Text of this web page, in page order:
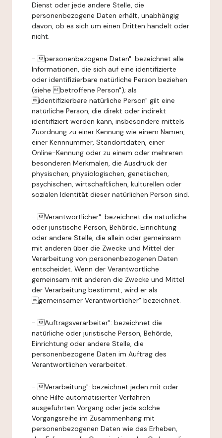
Dienst oder jede andere Stelle, die
personenbezogene Daten erhält, unabhängig
davon, ob es sich um einen Dritten handelt oder
nicht.
- personenbezogene Daten": bezeichnet alle
Informationen, die sich auf eine identifizierte
oder identifizierbare natürliche Person beziehen
(siehe betroffene Person"); als
identifizierbare natürliche Person" gilt eine
natürliche Person, die direkt oder indirekt
identifiziert werden kann, insbesondere mittels
Zuordnung zu einer Kennung wie einem Namen,
einer Kennnummer, Standortdaten, einer
Online-Kennung oder zu einem oder mehreren
besonderen Merkmalen, die Ausdruck der
physischen, physiologischen, genetischen,
psychischen, wirtschaftlichen, kulturellen oder
sozialen Identität dieser natürlichen Person sind.
- Verantwortlicher": bezeichnet die natürliche
oder juristische Person, Behörde, Einrichtung
oder andere Stelle, die allein oder gemeinsam
mit anderen über die Zwecke und Mittel der
Verarbeitung von personenbezogenen Daten
entscheidet. Wenn der Verantwortliche
gemeinsam mit anderen die Zwecke und Mittel
der Verarbeitung bestimmt, wird er als
gemeinsamer Verantwortlicher" bezeichnet.
- Auftragsverarbeiter": bezeichnet die
natürliche oder juristische Person, Behörde,
Einrichtung oder andere Stelle, die
personenbezogene Daten im Auftrag des
Verantwortlichen verarbeitet.
- Verarbeitung": bezeichnet jeden mit oder
ohne Hilfe automatisierter Verfahren
ausgeführten Vorgang oder jede solche
Vorgangsreihe im Zusammenhang mit
personenbezogenen Daten wie das Erheben,